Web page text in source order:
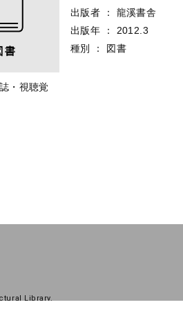
・視聴覚
出版者 ：
龍溪書舎
出版年
：
2012.3
種別
： 図書
Library.